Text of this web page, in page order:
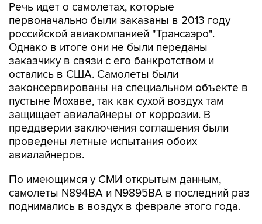
Речь идет о самолетах, которые
первоначально были заказаны в 2013 году
российской авиакомпанией "Трансаэро".
Однако в итоге они не были переданы
заказчику в связи с его банкротством и
остались в США. Самолеты были
законсервированы на специальном объекте в
пустыне Мохаве, так как сухой воздух там
защищает авиалайнеры от коррозии. В
преддверии заключения соглашения были
проведены летные испытания обоих
авиалайнеров.
По имеющимся у СМИ открытым данным,
самолеты N894BA и N9895BA в последний раз
поднимались в воздух в феврале этого года.